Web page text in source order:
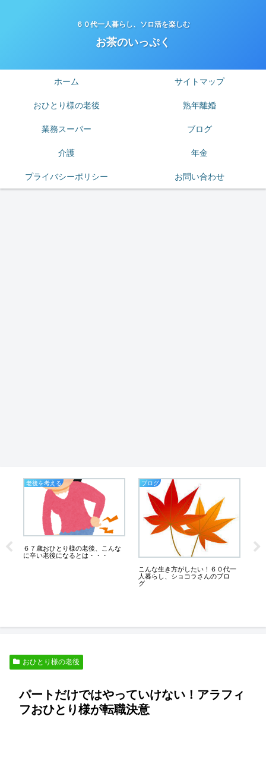
６０代一人暮らし、ソロ活を楽しむ
お茶のいっぷく
ホーム サイトマップ
おひとり様の老後 熟年離婚
業務スーパー ブログ
介護 年金
プライバシーポリシー お問い合わせ
老後を考える
６７歳おひとり様の老後、こんな
に辛い老後になるとは・・・
ブログ
こんな生き方がしたい！６０代一
人暮らし、ショコラさんのブロ
グ
おひとり様の老後
パートだけではやっていけない！アラフィ
フおひとり様が転職決意